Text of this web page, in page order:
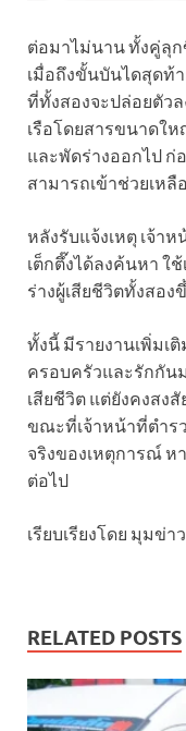
ต่อมาไม่นาน ทั้งคู่ลุ
เมื่อถึงขั้นบันไดสุดท้
ที่ทั้งสองจะปล่อยตัว
เรือโดยสารขนาดใ
และพัดร่างออกไป ก่
สามารถเข้าช่วยเหลื
หลังรับแจ้งเหตุ เจ้า
เต็กตึ๊งได้ลงค้นหา ใ
ร่างผู้เสียชีวิตทั้งสอง
ทั้งนี้ มีรายงานเพิ่มเ
ครอบครัวและรักกัน
เสียชีวิต แต่ยังคงสง
ขณะที่เจ้าหน้าที่ตำร
จริงของเหตุการณ์
ต่อไป
เรียบเรียงโดย มุมข่าว
RELATED POSTS